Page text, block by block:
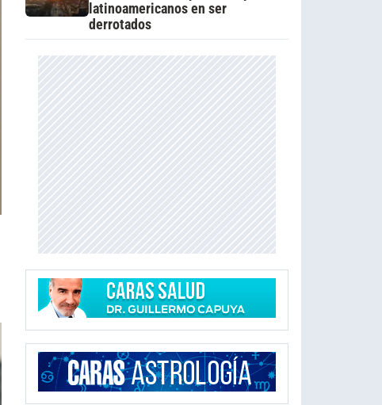
latinoamericanos en ser
derrotados